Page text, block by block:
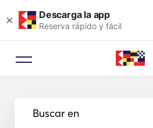
× Descarga la app
Reserva rápido y fácil
Buscar en